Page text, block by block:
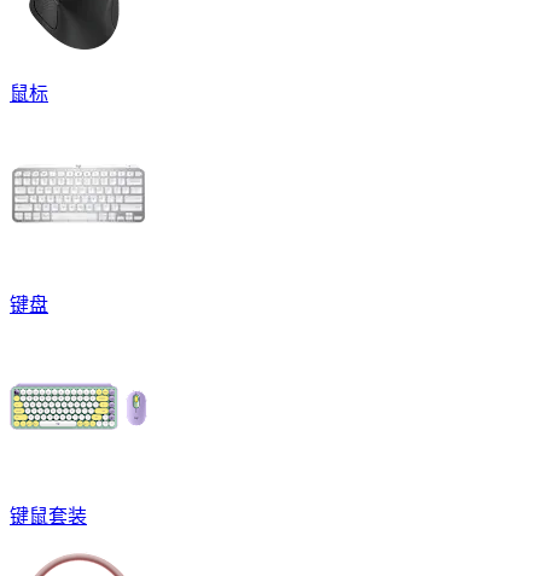
鼠标
键盘
键鼠套装